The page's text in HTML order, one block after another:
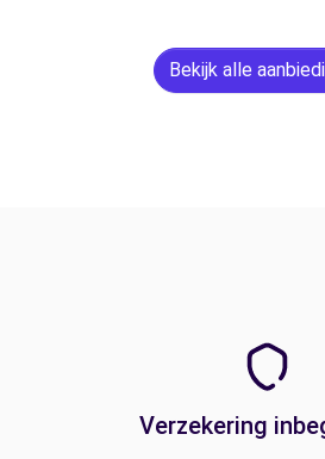
Bekijk alle
Verzekering